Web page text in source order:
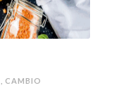
CAMBIO